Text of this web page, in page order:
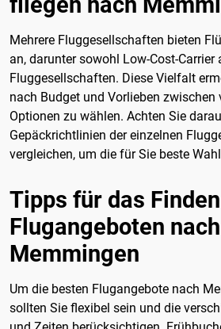
Mehrere Fluggesellschaften bieten
an, darunter sowohl Low-Cost-
Fluggesellschaften. Diese Vielfalt
nach Budget und Vorlieben zwischen
Optionen zu wählen. Achten Sie
Gepäckrichtlinien der einzelnen
vergleichen, um die für Sie beste
Tipps für das
Flugangeboten nach
Memmingen
Um die besten Flugangebote nach
sollten Sie flexibel sein und die